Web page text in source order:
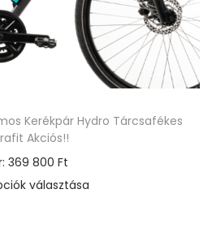
Kerékpár Hydro Tárcsafékes
Akciós!!
369 800Ft
választása